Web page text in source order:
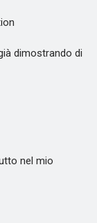
dimostrando di
nel mio